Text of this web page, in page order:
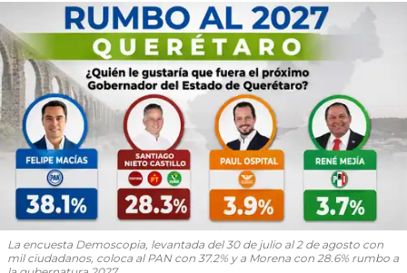
La encuesta Demoscopia, levantada del 30 de julio al 2 de agosto con
mil ciudadanos, coloca al PAN con 37.2% y a Morena con 28.6% rumbo a